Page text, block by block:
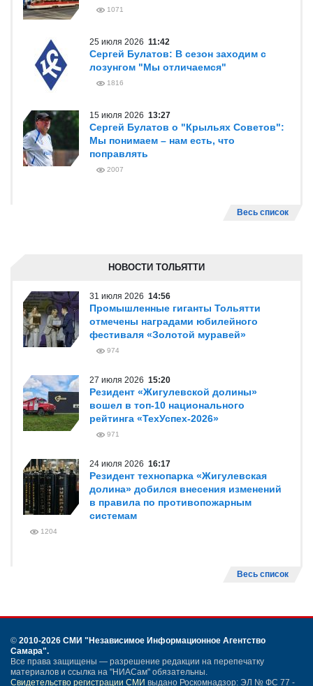
1071
25 июля 2026 11:42
Сергей Булатов: В сезон заходим с
лозунгом "Мы отличаемся"
1816
15 июля 2026 13:27
Сергей Булатов о "Крыльях Советов":
Мы понимаем – нам есть, что
поправлять
2007
Весь список
НОВОСТИ ТОЛЬЯТТИ
31 июля 2026 14:56
Промышленные гиганты Тольятти
отмечены наградами юбилейного
фестиваля «Золотой муравей»
974
27 июля 2026 15:20
Резидент «Жигулевской долины»
вошел в топ-10 национального
рейтинга «ТехУспех-2026»
971
24 июля 2026 16:17
Резидент технопарка «Жигулевская
долина» добился внесения изменений
в правила по противопожарным
системам
1204
Весь список
© 2010-2026 СМИ "Независимое Информационное Агентство
Самара".
Все права защищены — разрешение редакции на перепечатку
материалов и ссылка на "НИАСам" обязательны.
Свидетельство регистрации СМИ выдано Роскомнадзор: ЭЛ № ФС 77 -